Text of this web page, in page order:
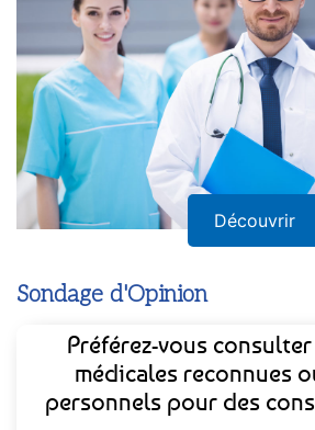
Découvrir
Sondage d'Opinion
Préférez-vous
médicales reconnues
personnels pour des